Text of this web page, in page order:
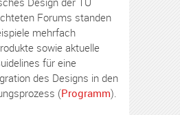
Forums standen
mehrfach
sowie aktuelle
für eine
des Designs in den
(Programm).